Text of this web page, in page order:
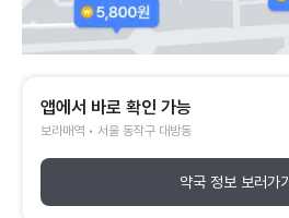
앱에서 바로 확인 가능
보라매역 • 서울 동작구 대방동
약국 정보 보러가기